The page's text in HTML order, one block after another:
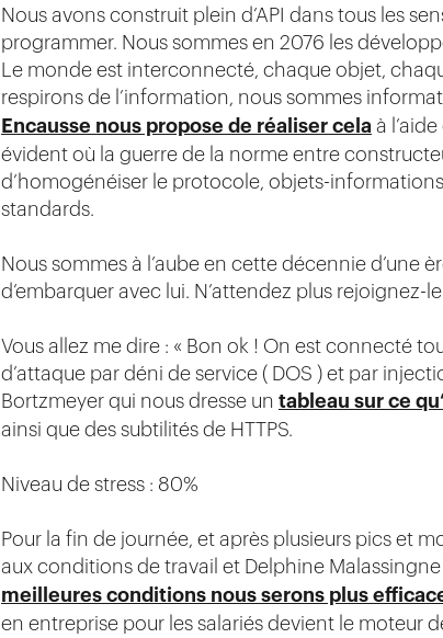
Nous avons construit plein d’API dans tous les
programmer. Nous sommes en 2076 les
Le monde est interconnecté, chaque objet,
respirons de l’information, nous sommes
Encausse nous propose de réaliser cela à
évident où la guerre de la norme entre
d’homogénéiser le protocole, objets-
standards.
Nous sommes à l’aube en cette décennie d’une
d’embarquer avec lui. N’attendez plus
Vous allez me dire : « Bon ok ! On est connecté
d’attaque par déni de service ( DOS ) et par
Bortzmeyer qui nous dresse un tableau sur ce
ainsi que des subtilités de HTTPS.
Niveau de stress : 80%
Pour la fin de journée, et après plusieurs pics et
aux conditions de travail et Delphine
meilleures conditions nous serons plus
en entreprise pour les salariés devient le moteur